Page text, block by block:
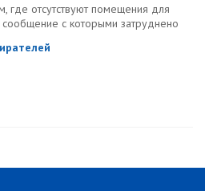
где отсутствуют помещения для
сообщение с которыми затруднено